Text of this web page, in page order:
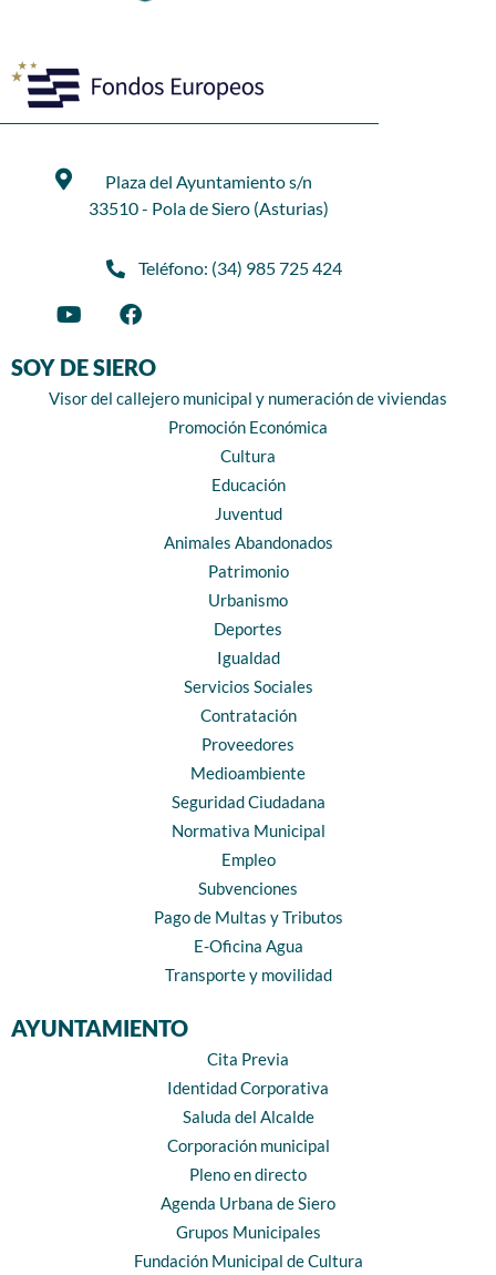
Plaza del Ayuntamiento s/n
33510 - Pola de Siero (Asturias)
Teléfono: (34) 985 725 424
SOY DE SIERO
Visor del callejero municipal y numeración de viviendas
Promoción Económica
Cultura
Educación
Juventud
Animales Abandonados
Patrimonio
Urbanismo
Deportes
Igualdad
Servicios Sociales
Contratación
Proveedores
Medioambiente
Seguridad Ciudadana
Normativa Municipal
Empleo
Subvenciones
Pago de Multas y Tributos
E-Oficina Agua
Transporte y movilidad
AYUNTAMIENTO
Cita Previa
Identidad Corporativa
Saluda del Alcalde
Corporación municipal
Pleno en directo
Agenda Urbana de Siero
Grupos Municipales
Fundación Municipal de Cultura